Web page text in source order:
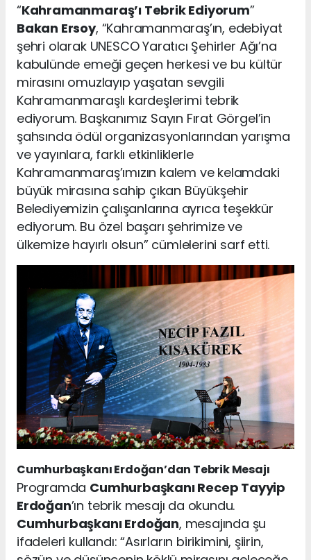
“Kahramanmaraş’ı Tebrik Ediyorum”
Bakan Ersoy, “Kahramanmaraş’ın, edebiyat
şehri olarak UNESCO Yaratıcı Şehirler Ağı’na
kabulünde emeği geçen herkesi ve bu kültür
mirasını omuzlayıp yaşatan sevgili
Kahramanmaraşlı kardeşlerimi tebrik
ediyorum. Başkanımız Sayın Fırat Görgel’in
şahsında ödül organizasyonlarından yarışma
ve yayınlara, farklı etkinliklerle
Kahramanmaraş’ımızın kalem ve kelamdaki
büyük mirasına sahip çıkan Büyükşehir
Belediyemizin çalışanlarına ayrıca teşekkür
ediyorum. Bu özel başarı şehrimize ve
ülkemize hayırlı olsun” cümlelerini sarf etti.
Cumhurbaşkanı Erdoğan’dan Tebrik Mesajı
Programda Cumhurbaşkanı Recep Tayyip
Erdoğan’ın tebrik mesajı da okundu.
Cumhurbaşkanı Erdoğan, mesajında şu
ifadeleri kullandı: “Asırların birikimini, şiirin,